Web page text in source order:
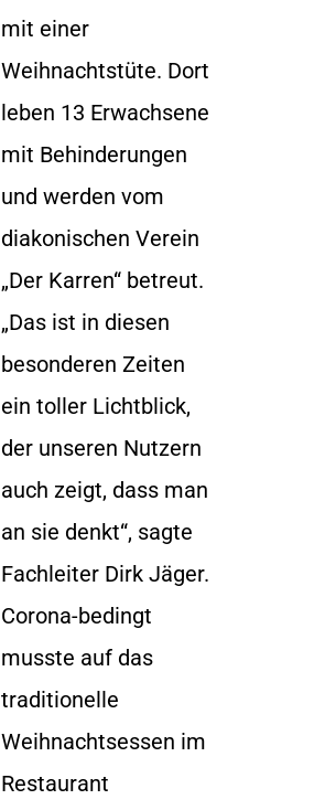
mit einer
Weihnachtstüte. Dort
leben 13 Erwachsene
mit Behinderungen
und werden vom
diakonischen Verein
„Der Karren“ betreut.
„Das ist in diesen
besonderen Zeiten
ein toller Lichtblick,
der unseren Nutzern
auch zeigt, dass man
an sie denkt“, sagte
Fachleiter Dirk Jäger.
Corona-bedingt
musste auf das
traditionelle
Weihnachtsessen im
Restaurant